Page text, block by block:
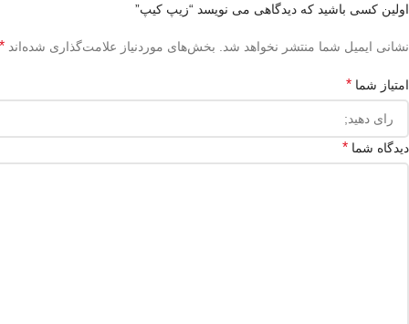
اولین کسی باشید که دیدگاهی می نویسد “زیپ کیپ”
نشانی ایمیل شما منتشر نخواهد شد. بخش‌های موردنیاز علامت‌گذاری شده‌اند *
امتیاز شما *
دیدگاه شما *